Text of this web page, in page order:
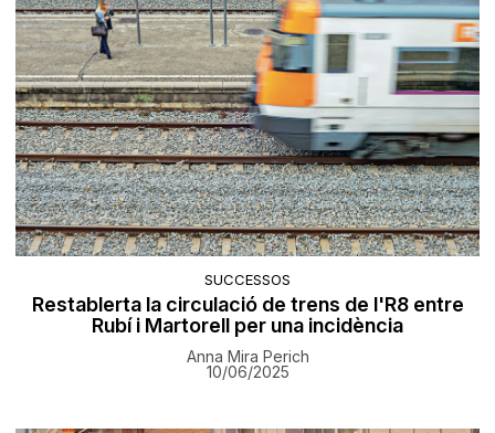
SUCCESSOS
Restablerta la circulació de trens de l'R8 entre
Rubí i Martorell per una incidència
Anna Mira Perich
10/06/2025